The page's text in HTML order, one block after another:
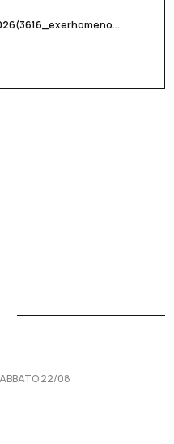
(3616_exerhomeno...
22/08